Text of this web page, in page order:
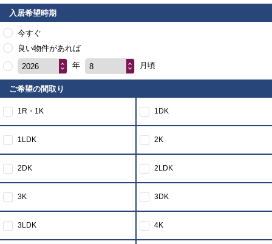
入居希望時期
今すぐ
良い物件があれば
2026
年 8 月頃
ご希望の間取り
1R・1K 1DK
1LDK 2K
2DK 2LDK
3K 3DK
3LDK 4K